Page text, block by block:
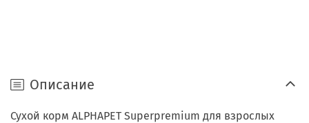
Описание
Сухой корм ALPHAPET Superpremium для взрослых